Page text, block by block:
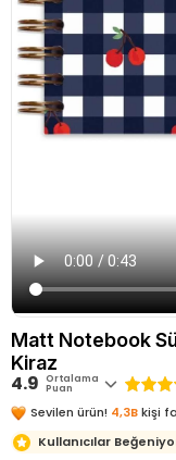
Matt Notebook
Kiraz
4.9 Ortalama
Puan
Sevilen ürün! 4,3Bkişi
Kullanıcılar